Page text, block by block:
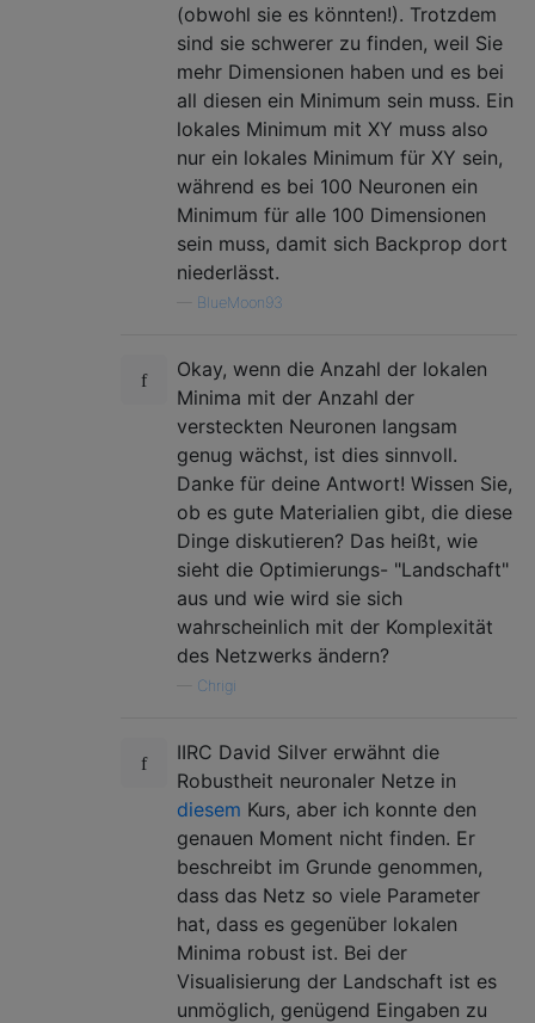
(obwohl sie es könnten!). Trotzdem
sind sie schwerer zu finden, weil Sie
mehr Dimensionen haben und es bei
all diesen ein Minimum sein muss. Ein
lokales Minimum mit XY muss also
nur ein lokales Minimum für XY sein,
während es bei 100 Neuronen ein
Minimum für alle 100 Dimensionen
sein muss, damit sich Backprop dort
niederlässt.
BlueMoon93
Okay, wenn die Anzahl der lokalen
Minima mit der Anzahl der
versteckten Neuronen langsam
genug wächst, ist dies sinnvoll.
Danke für deine Antwort! Wissen Sie,
ob es gute Materialien gibt, die diese
Dinge diskutieren? Das heißt, wie
sieht die Optimierungs- "Landschaft"
aus und wie wird sie sich
wahrscheinlich mit der Komplexität
des Netzwerks ändern?
Chrigi
IIRC David Silver erwähnt die
Robustheit neuronaler Netze in
diesem Kurs, aber ich konnte den
genauen Moment nicht finden. Er
beschreibt im Grunde genommen,
dass das Netz so viele Parameter
hat, dass es gegenüber lokalen
Minima robust ist. Bei der
Visualisierung der Landschaft ist es
unmöglich, genügend Eingaben zu